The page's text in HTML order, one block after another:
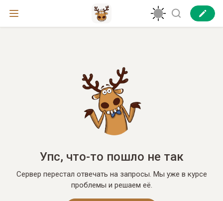
Упс, что-то пошло не так
Сервер перестал отвечать на запросы. Мы уже в курсе
проблемы и решаем её.